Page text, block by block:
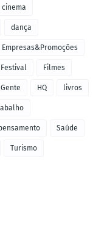
cinema
dança
Empresas&Promoções
Festival Filmes
Gente HQ livros
Saúde
Turismo